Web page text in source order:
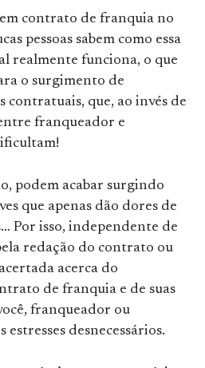
contrato de franquia no
pessoas sabem como essa
realmente funciona, o que
o surgimento de
contratuais, que, ao invés de
franqueador e
podem acabar surgindo
que apenas dão dores de
Por isso, independente de
redação do contrato ou
acerca do
de franquia e de suas
franqueador ou
desnecessários.